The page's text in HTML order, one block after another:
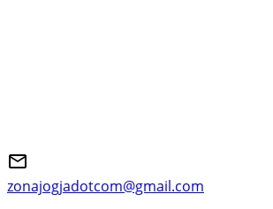
zonajogjadotcom@gmail.com